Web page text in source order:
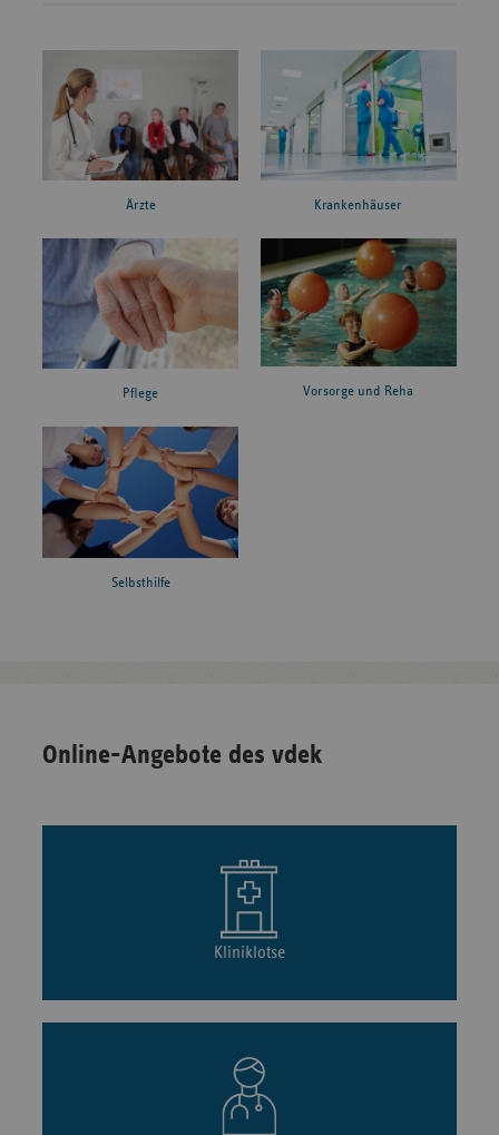
Ärzte Krankenhäuser
Pflege Vorsorge und Reha
Selbsthilfe
Online-Angebote des vdek
Kliniklotse